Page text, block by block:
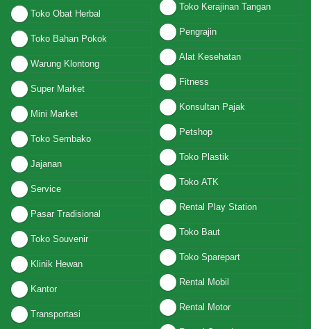
Toko Obat Herbal
Toko Bahan Pokok
Warung Klontong
Super Market
Mini Market
Toko Sembako
Jajanan
Service
Pasar Tradisional
Toko Souvenir
Klinik Hewan
Kantor
Transportasi
Toko Kerajinan Tangan
Pengrajin
Alat Kesehatan
Fitness
Konsultan Pajak
Petshop
Toko Plastik
Toko ATK
Rental Play Station
Toko Baut
Toko Sparepart
Rental Mobil
Rental Motor